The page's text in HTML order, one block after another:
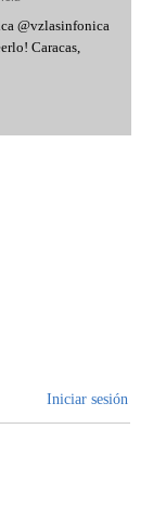
@vzlasinfonica
Caracas,
Iniciar sesión